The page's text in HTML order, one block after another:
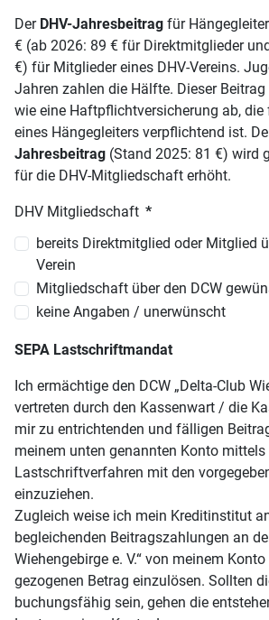
Der DHV-Jahresbeitrag für
€ (ab 2026: 89 € für Direktmitglieder
€) für Mitglieder eines DHV-Vereins.
Jahren zahlen die Hälfte. Dieser
wie eine Haftpflichtversicherung ab, die
eines Hängegleiters verpflichtend ist.
Jahresbeitrag (Stand 2025: 81 €) wird
für die DHV-Mitgliedschaft erhöht.
DHV Mitgliedschaft *
bereits Direktmitglied oder Mitglied
Verein
Mitgliedschaft über den DCW
keine Angaben / unerwünscht
SEPA Lastschriftmandat
Ich ermächtige den DCW „Delta-Club
vertreten durch den Kassenwart / die
mir zu entrichtenden und fälligen
meinem unten genannten Konto mittels
Lastschriftverfahren mit den
einzuziehen.
Zugleich weise ich mein Kreditinstitut
begleichenden Beitragszahlungen an
Wiehengebirge e. V.“ von meinem
gezogenen Betrag einzulösen. Sollten
buchungsfähig sein, gehen die